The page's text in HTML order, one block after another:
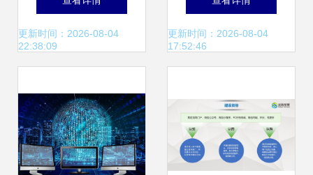
厨亮灶”建设，共筑
更新时间：2026-08-04
22:38:09
效提升创新能力！
更新时间：2026-08-04
17:52:46